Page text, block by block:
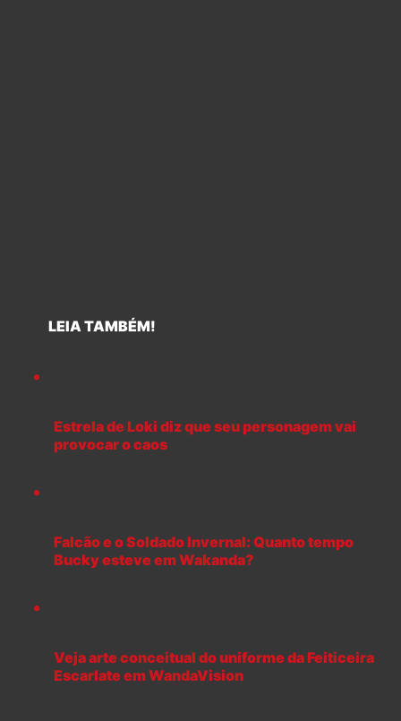
LEIA TAMBÉM!
Estrela de Loki diz que seu personagem vai
provocar o caos
Falcão e o Soldado Invernal: Quanto tempo
Bucky esteve em Wakanda?
Veja arte conceitual do uniforme da Feiticeira
Escarlate em WandaVision